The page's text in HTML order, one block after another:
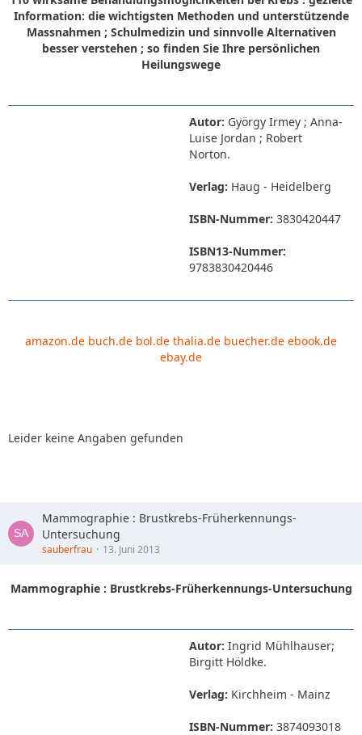
Information: die wichtigsten Methoden und unterstützende
Massnahmen ; Schulmedizin und sinnvolle Alternativen
besser verstehen ; so finden Sie Ihre persönlichen
Heilungswege
Autor: György Irmey ; Anna-
Luise Jordan ; Robert
Norton.
Verlag: Haug - Heidelberg
ISBN-Nummer: 3830420447
ISBN13-Nummer:
9783830420446
amazon.de buch.de bol.de thalia.de buecher.de ebook.de
ebay.de
Leider keine Angaben gefunden
Mammographie : Brustkrebs-Früherkennungs-
Untersuchung
sauberfrau 13. Juni 2013
Mammographie : Brustkrebs-Früherkennungs-Untersuchung
Autor: Ingrid Mühlhauser;
Birgitt Höldke.
Verlag: Kirchheim - Mainz
ISBN-Nummer: 3874093018